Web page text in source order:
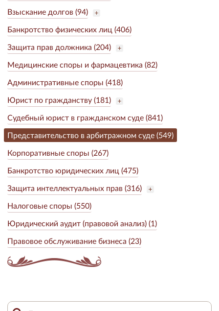
Взыскание долгов (94)
Банкротство физических лиц (406)
Защита прав должника (204)
Медицинские споры и фармацевтика (82)
Административные споры (418)
Юрист по гражданству (181)
Судебный юрист в гражданском суде (841)
Представительство в арбитражном суде (549)
Корпоративные споры (267)
Банкротство юридических лиц (475)
Защита интеллектуальных прав (316)
Налоговые споры (550)
Юридический аудит (правовой анализ) (1)
Правовое обслуживание бизнеса (23)